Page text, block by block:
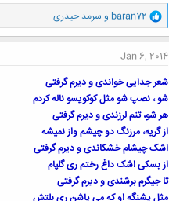
و
ا
ک
ش
ه
ا
:
baran72 و سرمد حیدری
Jan 6, 2014
شعر جدایی خواندی و دیرم گرفتی
شو ، نصپ شو مثل کوکویسو ناله کردم
هر شو، تنم لرزندی و دیرم گرفتی
از گریه، مرزنگ دو چیشم واز نمیشه
اشک چیشام خشکاندی و دیرم گرفتی
از بسکی اشک داغ رختم ری گلپام
تا جیگرم برشندی و دیرم گرفتی
مثل پشنگه او که می پاشن ری بلتش